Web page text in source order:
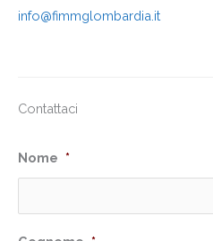
info@fimmglombardia.it
Contattaci
Nome *